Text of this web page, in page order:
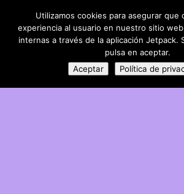
DIY con lana
Utilizamos cookies para asegurar que
experiencia al usuario en nuestro sitio
internas a través de la aplicación Jetpack.
pulsa en aceptar.
Aceptar
Política de